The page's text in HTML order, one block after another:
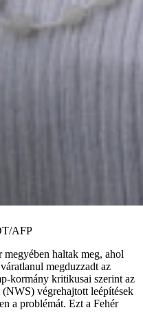
AFP
haltak meg, ahol
megduzzadt az
kormány kritikusai szerint az
végrehajtott leépítések
a problémát. Ezt a Fehér